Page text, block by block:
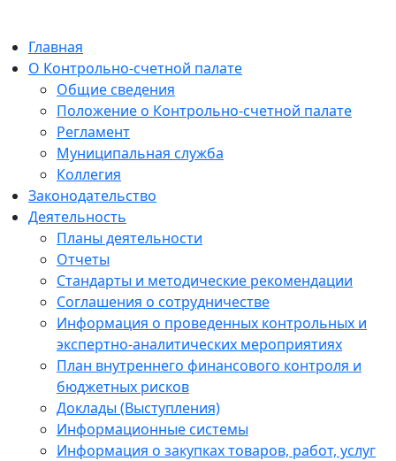
Главная
О Контрольно-счетной палате
Общие сведения
Положение о Контрольно-счетной палате
Регламент
Муниципальная служба
Коллегия
Законодательство
Деятельность
Планы деятельности
Отчеты
Стандарты и методические рекомендации
Соглашения о сотрудничестве
Информация о проведенных контрольных и
экспертно-аналитических мероприятиях
План внутреннего финансового контроля и
бюджетных рисков
Доклады (Выступления)
Информационные системы
Информация о закупках товаров, работ, услуг